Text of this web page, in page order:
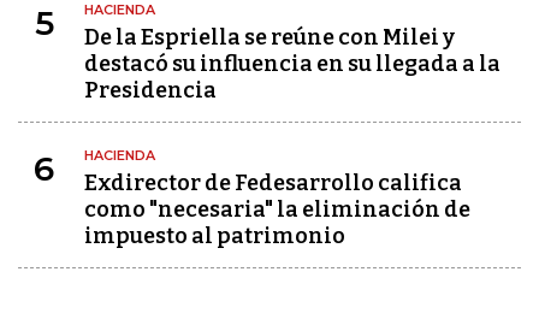
5 HACIENDA
De la Espriella se reúne con Milei y
destacó su influencia en su llegada a la
Presidencia
6 HACIENDA
Exdirector de Fedesarrollo califica
como "necesaria" la eliminación de
impuesto al patrimonio